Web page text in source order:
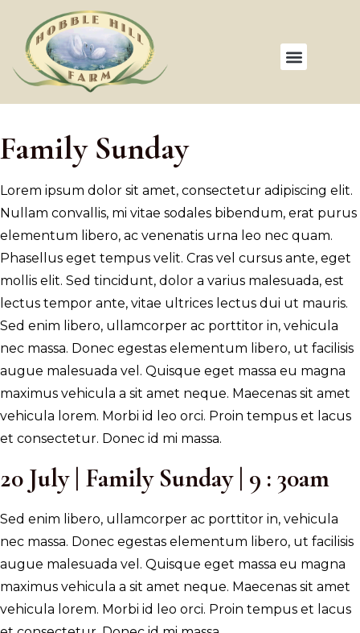
Family Sunday
Lorem ipsum dolor sit amet, consectetur adipiscing elit.
Nullam convallis, mi vitae sodales bibendum, erat purus
elementum libero, ac venenatis urna leo nec quam.
Phasellus eget tempus velit. Cras vel cursus ante, eget
mollis elit. Sed tincidunt, dolor a varius malesuada, est
lectus tempor ante, vitae ultrices lectus dui ut mauris.
Sed enim libero, ullamcorper ac porttitor in, vehicula
nec massa. Donec egestas elementum libero, ut facilisis
augue malesuada vel. Quisque eget massa eu magna
maximus vehicula a sit amet neque. Maecenas sit amet
vehicula lorem. Morbi id leo orci. Proin tempus et lacus
et consectetur. Donec id mi massa.
20 July | Family Sunday | 9 : 30am
Sed enim libero, ullamcorper ac porttitor in, vehicula
nec massa. Donec egestas elementum libero, ut facilisis
augue malesuada vel. Quisque eget massa eu magna
maximus vehicula a sit amet neque. Maecenas sit amet
vehicula lorem. Morbi id leo orci. Proin tempus et lacus